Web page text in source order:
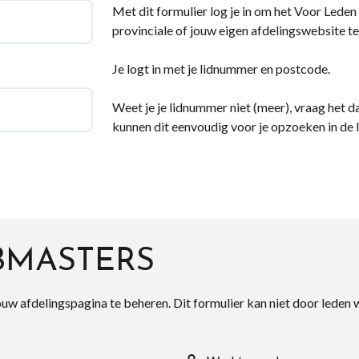
Met dit formulier log je in om het Voor Leden
provinciale of jouw eigen afdelingswebsite
Je logt in met je lidnummer en postcode.
Weet je je lidnummer niet (meer), vraag het
kunnen dit eenvoudig voor je opzoeken in
afdelingspagina te beheren. Dit formulier kan niet door leden